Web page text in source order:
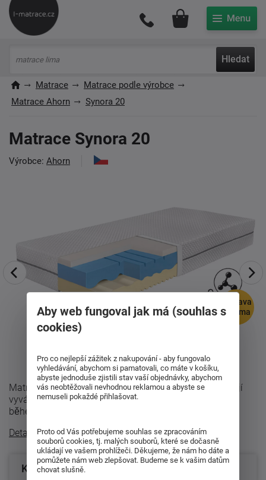
Hledat
Můj účet
Matrace
Matrace podle výrobce
Matrace Ahorn
Synora 20
Matrace Synora 20
Výrobce: Ahorn
doprava
zdarma
Matrace Synora 20 je navržena pro všechny, kteří hledají
vyvážené spojení pohodlí, opory a příjemného klimatu
během spánku. Díky moderní ...
Detailní popis
Konfigurace produktu
Aby web fungoval jak má (souhlas s
cookies)
Pro co nejlepší zážitek z nakupování - aby fungovalo
vyhledávání, abychom si pamatovali, co máte v košíku,
abyste jednoduše zjistili stav vaší objednávky, abychom
vás neobtěžovali nevhodnou reklamou a abyste se
nemuseli pokaždé přihlašovat.
Proto od Vás potřebujeme souhlas se zpracováním
souborů cookies, tj. malých souborů, které se dočasně
ukládají ve vašem prohlížeči. Děkujeme, že nám ho dáte a
pomůžete nám web zlepšovat. Budeme se k vašim datům
chovat slušně.